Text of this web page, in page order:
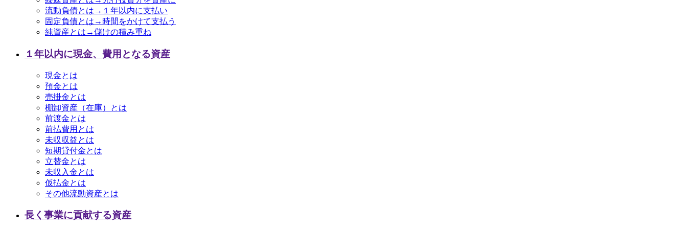
流動負債とは→１年以内に支払い
固定負債とは→時間をかけて支払う
純資産とは→儲けの積み重ね
１年以内に現金、費用となる資産
現金とは
預金とは
売掛金とは
棚卸資産（在庫）とは
前渡金とは
前払費用とは
未収収益とは
短期貸付金とは
立替金とは
未収入金とは
仮払金とは
その他流動資産とは
長く事業に貢献する資産